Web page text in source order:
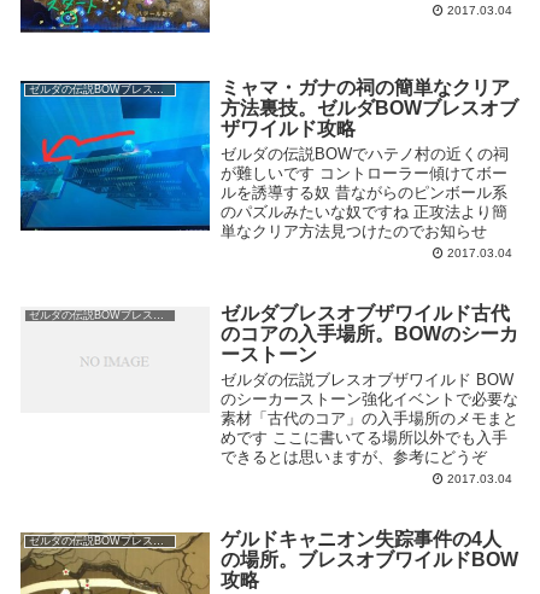
2017.03.04
ゼルダの伝説BOWブレスオブザワイルド
ミャマ・ガナの祠の簡単なクリア
方法裏技。ゼルダBOWブレスオブ
ザワイルド攻略
ゼルダの伝説BOWでハテノ村の近くの祠
が難しいです コントローラー傾けてボー
ルを誘導する奴 昔ながらのピンボール系
のパズルみたいな奴ですね 正攻法より簡
単なクリア方法見つけたのでお知らせ
2017.03.04
ゼルダの伝説BOWブレスオブザワイルド
ゼルダブレスオブザワイルド古代
のコアの入手場所。BOWのシーカ
ーストーン
ゼルダの伝説ブレスオブザワイルド BOW
のシーカーストーン強化イベントで必要な
素材「古代のコア」の入手場所のメモまと
めです ここに書いてる場所以外でも入手
できるとは思いますが、参考にどうぞ
2017.03.04
ゼルダの伝説BOWブレスオブザワイルド
ゲルドキャニオン失踪事件の4人
の場所。ブレスオブワイルドBOW
攻略